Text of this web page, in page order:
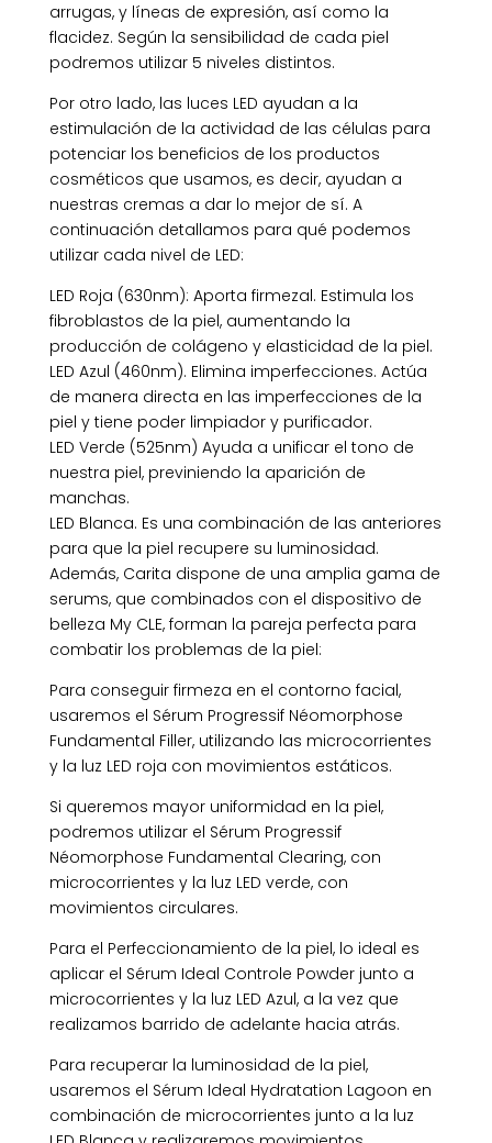
arrugas, y líneas de expresión, así como la
flacidez. Según la sensibilidad de cada piel
podremos utilizar 5 niveles distintos.
Por otro lado, las luces LED ayudan a la
estimulación de la actividad de las células para
potenciar los beneficios de los productos
cosméticos que usamos, es decir, ayudan a
nuestras cremas a dar lo mejor de sí. A
continuación detallamos para qué podemos
utilizar cada nivel de LED:
LED Roja (630nm): Aporta firmezal. Estimula los
fibroblastos de la piel, aumentando la
producción de colágeno y elasticidad de la piel.
LED Azul (460nm). Elimina imperfecciones. Actúa
de manera directa en las imperfecciones de la
piel y tiene poder limpiador y purificador.
LED Verde (525nm) Ayuda a unificar el tono de
nuestra piel, previniendo la aparición de
manchas.
LED Blanca. Es una combinación de las anteriores
para que la piel recupere su luminosidad.
Además, Carita dispone de una amplia gama de
serums, que combinados con el dispositivo de
belleza My CLE, forman la pareja perfecta para
combatir los problemas de la piel:
Para conseguir firmeza en el contorno facial,
usaremos el Sérum Progressif Néomorphose
Fundamental Filler, utilizando las microcorrientes
y la luz LED roja con movimientos estáticos.
Si queremos mayor uniformidad en la piel,
podremos utilizar el Sérum Progressif
Néomorphose Fundamental Clearing, con
microcorrientes y la luz LED verde, con
movimientos circulares.
Para el Perfeccionamiento de la piel, lo ideal es
aplicar el Sérum Ideal Controle Powder junto a
microcorrientes y la luz LED Azul, a la vez que
realizamos barrido de adelante hacia atrás.
Para recuperar la luminosidad de la piel,
usaremos el Sérum Ideal Hydratation Lagoon en
combinación de microcorrientes junto a la luz